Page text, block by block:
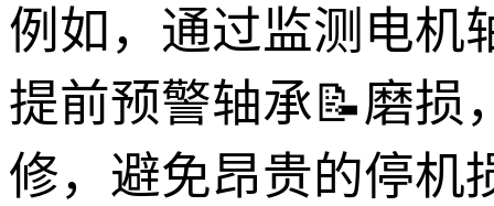
例如，通过监测电机
提前预警轴承📝磨损
修，避免昂贵的停机